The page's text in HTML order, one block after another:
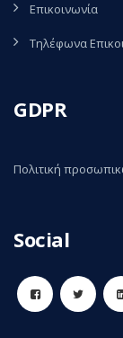
Επικοινωνία
Τηλέφωνα
GDPR
Πολιτική
Social